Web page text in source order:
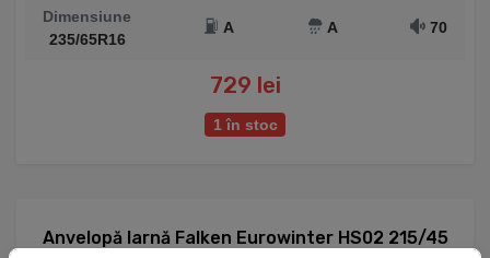
Dimensiune
235/65R16
A A 70
729 lei
1 în stoc
Anvelopă Iarnă Falken Eurowinter HS02 215/45